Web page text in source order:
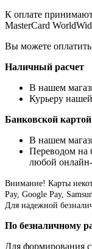
К оплате
MasterCard
Вы можете
Наличный расчет
В нашем
Курьеру
Банковской
В нашем
Переводом на
любой
Внимание! Карты
Pay, Google Pay,
Для надежной
По безналичному
Для формирования